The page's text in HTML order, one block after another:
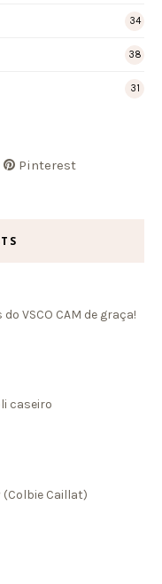
34
38
31
Pinterest
VSCO CAM de graça!
caseiro
Caillat)